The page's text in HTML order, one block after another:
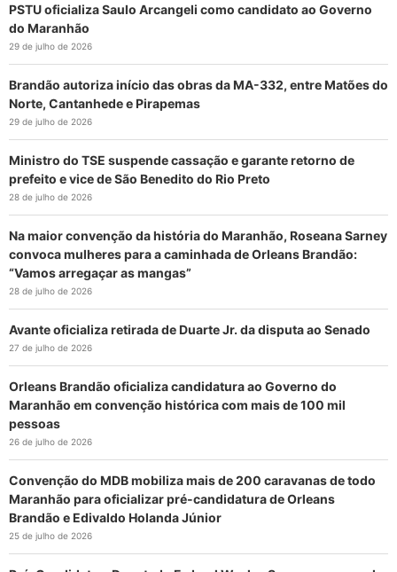
PSTU oficializa Saulo Arcangeli como candidato ao Governo
do Maranhão
29 de julho de 2026
Brandão autoriza início das obras da MA-332, entre Matões do
Norte, Cantanhede e Pirapemas
29 de julho de 2026
Ministro do TSE suspende cassação e garante retorno de
prefeito e vice de São Benedito do Rio Preto
28 de julho de 2026
Na maior convenção da história do Maranhão, Roseana Sarney
convoca mulheres para a caminhada de Orleans Brandão:
“Vamos arregaçar as mangas”
28 de julho de 2026
Avante oficializa retirada de Duarte Jr. da disputa ao Senado
27 de julho de 2026
Orleans Brandão oficializa candidatura ao Governo do
Maranhão em convenção histórica com mais de 100 mil
pessoas
26 de julho de 2026
Convenção do MDB mobiliza mais de 200 caravanas de todo
Maranhão para oficializar pré-candidatura de Orleans
Brandão e Edivaldo Holanda Júnior
25 de julho de 2026